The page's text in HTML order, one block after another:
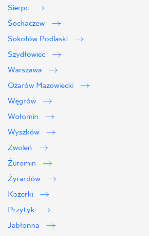
Sierpc
Sochaczew
Sokołów Podlaski
Szydłowiec
Warszawa
Ożarów Mazowiecki
Węgrów
Wołomin
Wyszków
Zwoleń
Żuromin
Żyrardów
Kozerki
Przytyk
Jabłonna